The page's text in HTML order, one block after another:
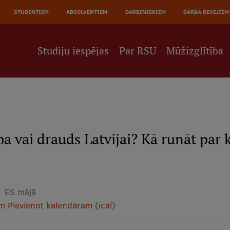
STUDENTIEM ABSOLVENTIEM DARBINIEKIEM DARBA DEVĒJIEM
Studiju iespējas Par RSU Mūžizglītība
vai drauds Latvijai? Kā runāt
ES mājā
Pievienot kalendāram (ical)